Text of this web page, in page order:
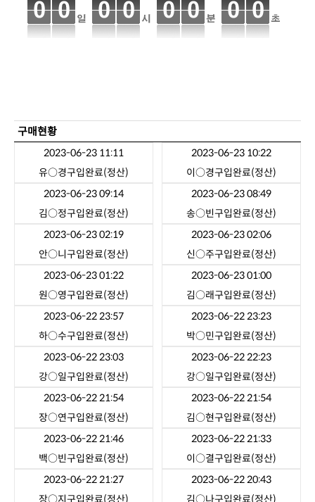
구매현황
2023-06-23 11:11
유○경구입완료(정산)
2023-06-23 10:22
이○경구입완료(정산)
2023-06-23 09:14
김○정구입완료(정산)
2023-06-23 08:49
송○빈구입완료(정산)
2023-06-23 02:19
안○니구입완료(정산)
2023-06-23 02:06
신○주구입완료(정산)
2023-06-23 01:22
원○영구입완료(정산)
2023-06-23 01:00
김○래구입완료(정산)
2023-06-22 23:57
하○수구입완료(정산)
2023-06-22 23:23
박○민구입완료(정산)
2023-06-22 23:03
강○일구입완료(정산)
2023-06-22 22:23
강○일구입완료(정산)
2023-06-22 21:54
장○연구입완료(정산)
2023-06-22 21:54
김○현구입완료(정산)
2023-06-22 21:46
백○빈구입완료(정산)
2023-06-22 21:33
이○결구입완료(정산)
2023-06-22 21:27
장○지구입완료(정산)
2023-06-22 20:43
김○나구입완료(정산)